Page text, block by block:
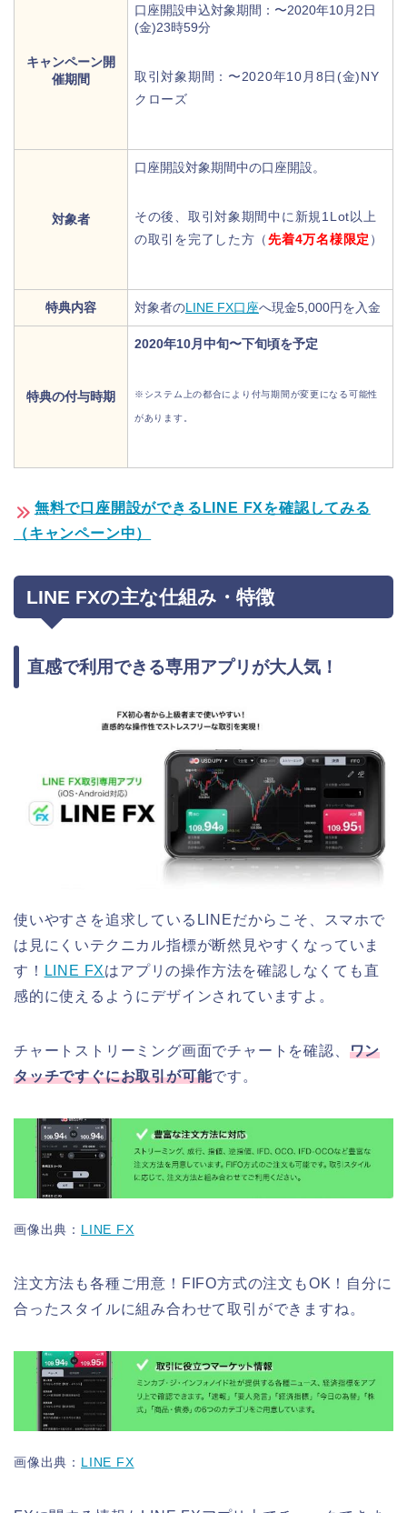
キャンペーン開
催期間
口座開設申込対象期間：〜2020年10月2日
(金)23時59分
取引対象期間：〜2020年10月8日(金)NY
クローズ
対象者
口座開設対象期間中の口座開設。
その後、取引対象期間中に新規1Lot以上
の取引を完了した方（先着4万名様限定 ）
特典内容 対象者のLINE FX口座へ現金5,000円を入金
特典の付与時期
2020年10月中旬〜下旬頃を予定
※システム上の都合により付与期間が変更になる可能性
があります。
無料で口座開設ができるLINE FXを確認してみる
（キャンペーン中）
LINE FXの主な仕組み・特徴
直感で利用できる専用アプリが大人気！
使いやすさを追求しているLINEだからこそ、スマホで
は見にくいテクニカル指標が断然見やすくなっていま
す！
LINE FXはアプリの操作方法を確認しなくても直
感的に使えるようにデザインされていますよ。
チャートストリーミング画面でチャートを確認、 ワン
タッチですぐにお取引が可能です。
画像出典： LINE FX
注文方法も各種ご用意！FIFO方式の注文もOK！自分に
合ったスタイルに組み合わせて取引ができますね。
画像出典： LINE FX